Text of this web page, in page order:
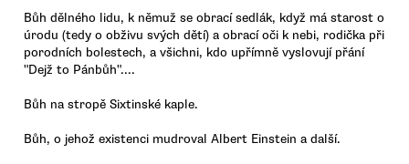
Bůh dělného lidu, k němuž se obrací sedlák, když má starost o
úrodu (tedy o obživu svých dětí) a obrací oči k nebi, rodička při
porodních bolestech, a všichni, kdo upřímně vyslovují přání
"Dejž to Pánbůh"....
Bůh na stropě Sixtinské kaple.
Bůh, o jehož existenci mudroval Albert Einstein a další.